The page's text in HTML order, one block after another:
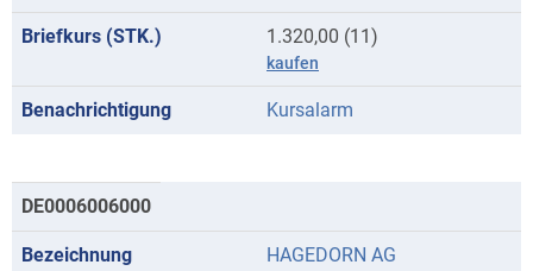
1.320,00 (11)
kaufen
Kursalarm
DE0006006000
HAGEDORN AG